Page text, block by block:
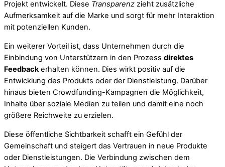
Projekt entwickelt. Diese Transparenz zieht zusätzliche
Aufmerksamkeit auf die Marke und sorgt für mehr Interaktion
mit potenziellen Kunden.
Ein weiterer Vorteil ist, dass Unternehmen durch die
Einbindung von Unterstützern in den Prozess direktes
Feedbackerhalten können. Dies wirkt positiv auf die
Entwicklung des Produkts oder der Dienstleistung. Darüber
hinaus bieten Crowdfunding-Kampagnen die Möglichkeit,
Inhalte über soziale Medien zu teilen und damit eine noch
größere Reichweite zu erzielen.
Diese öffentliche Sichtbarkeit schafft ein Gefühl der
Gemeinschaft und steigert das Vertrauen in neue Produkte
oder Dienstleistungen. Die Verbindung zwischen dem